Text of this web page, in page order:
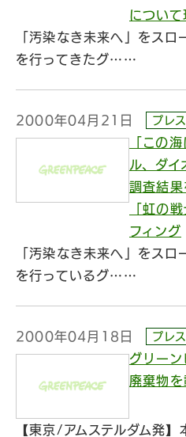
につい
「汚染なき未来へ」をスロ
を行ってきたグ……
2000年04月21日 プレ
「この
ル、ダイ
調査結果
「虹の
フィング
「汚染なき未来へ」をスロ
を行っているグ……
2000年04月18日 プレ
グリー
廃棄物
【東京/アムステルダム発